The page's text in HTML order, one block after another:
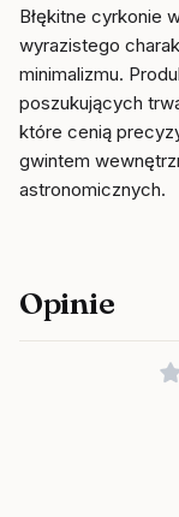
Błękitne cyrkonie
wyrazistego
minimalizmu.
poszukujących
które cenią
gwintem
astronomicznych.
Opinie